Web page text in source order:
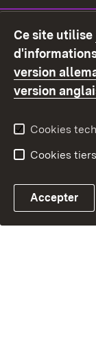
Contact
Déclaration
Ce site utilise
version
version
Cookies
Cookies
Accepter